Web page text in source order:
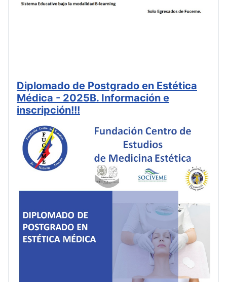
Diplomado de Postgrado en Estética
Médica - 2025B. Información e
inscripción!!!